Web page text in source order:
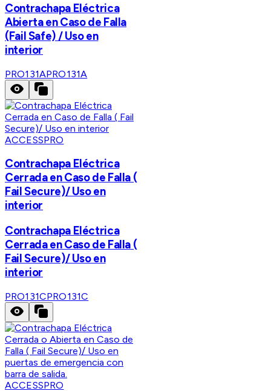
Contrachapa Eléctrica
Abierta en Caso de Falla
(Fail Safe) / Uso en
interior
PRO131APRO131A
ACCESSPRO
Contrachapa Eléctrica
Cerrada en Caso de Falla (
Fail Secure)/ Uso en
interior
Contrachapa Eléctrica
Cerrada en Caso de Falla (
Fail Secure)/ Uso en
interior
PRO131CPRO131C
ACCESSPRO